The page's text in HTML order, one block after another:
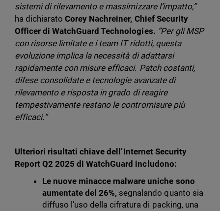
sistemi di rilevamento e massimizzare l’impatto,”
ha dichiaratoCorey Nachreiner, Chief Security
Officer di WatchGuard Technologies. “Per gli MSP
con risorse limitate e i team IT ridotti, questa
evoluzione implica la necessità di adattarsi
rapidamente con misure efficaci. Patch costanti,
difese consolidate e tecnologie avanzate di
rilevamento e risposta in grado di reagire
tempestivamente restano le contromisure più
efficaci.”
Ulteriori risultati chiave dell’Internet Security
Report Q2 2025 di WatchGuard includono:
Le nuove minacce malware uniche sono
aumentate del 26%, segnalando quanto sia
diffuso l'uso della cifratura di packing, una